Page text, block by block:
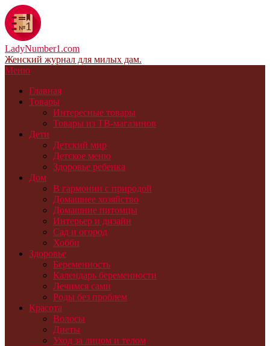
LadyNumber1.com
Женский журнал для милых дам.
Меню
Главная
Товары
Интересные товары
Товары из ТВ-магазинов
Дети
Детский мир
Детское меню
Здоровье ребенка
Дом
В гармонии с природой
Домашнее хозяйство
Домашние питомцы
Интерьер и дизайн
Сад и огород
Хобби
Здоровье
Беременность
Календарь беременности
Лечимся сами
Роды без проблем
Красота
Волосы
Диеты
Уход за лицом и телом